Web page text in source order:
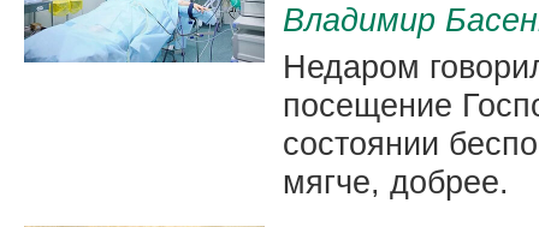
Владимир
Недаром
посещение
состоянии
мягче, добрее.